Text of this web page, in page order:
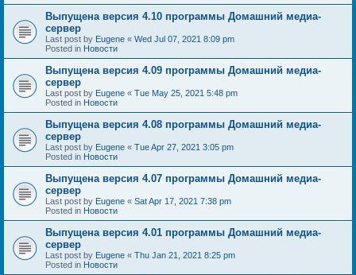
Выпущена версия 4.10 программы Домашний медиа-
сервер
Last post by Eugene « Wed Jul 07, 2021 8:09 pm
Posted in Новости
Выпущена версия 4.09 программы Домашний медиа-
сервер
Last post by Eugene « Tue May 25, 2021 5:48 pm
Posted in Новости
Выпущена версия 4.08 программы Домашний медиа-
сервер
Last post by Eugene « Tue Apr 27, 2021 3:05 pm
Posted in Новости
Выпущена версия 4.07 программы Домашний медиа-
сервер
Last post by Eugene « Sat Apr 17, 2021 7:38 pm
Posted in Новости
Выпущена версия 4.01 программы Домашний медиа-
сервер
Last post by Eugene « Thu Jan 21, 2021 8:25 pm
Posted in Новости